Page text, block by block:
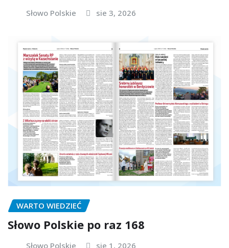
Słowo Polskie sie 3, 2026
WARTO WIEDZIEĆ
Słowo Polskie po raz 168
Słowo Polskie sie 1, 2026